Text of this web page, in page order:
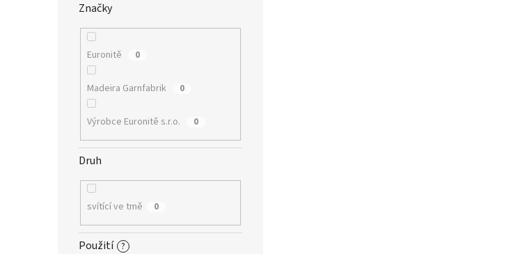
Značky
Euronitě 0
Madeira Garnfabrik 0
Výrobce Euronitě s.r.o. 0
Druh
svítící ve tmě 0
Použití ?